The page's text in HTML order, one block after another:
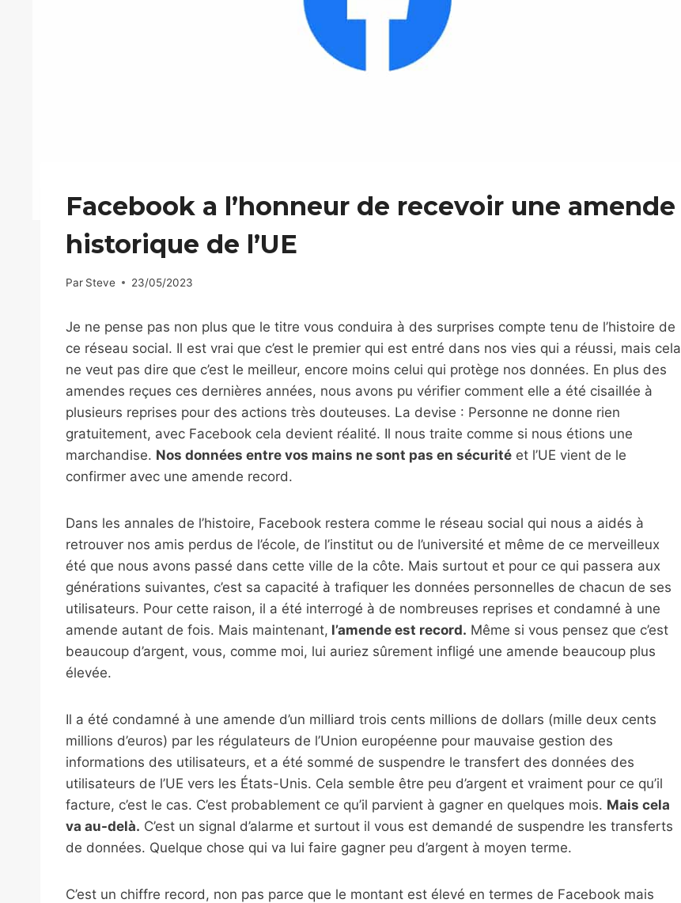
Facebook a l’honneur de recevoir une amende
historique de l’UE
Par Steve 23/05/2023
Je ne pense pas non plus que le titre vous conduira à des surprises compte tenu de l’histoire de
ce réseau social. Il est vrai que c’est le premier qui est entré dans nos vies qui a réussi, mais cela
ne veut pas dire que c’est le meilleur, encore moins celui qui protège nos données. En plus des
amendes reçues ces dernières années, nous avons pu vérifier comment elle a été cisaillée à
plusieurs reprises pour des actions très douteuses. La devise : Personne ne donne rien
gratuitement, avec Facebook cela devient réalité. Il nous traite comme si nous étions une
marchandise. Nos données entre vos mains ne sont pas en sécurité et l’UE vient de le
confirmer avec une amende record.
Dans les annales de l’histoire, Facebook restera comme le réseau social qui nous a aidés à
retrouver nos amis perdus de l’école, de l’institut ou de l’université et même de ce merveilleux
été que nous avons passé dans cette ville de la côte. Mais surtout et pour ce qui passera aux
générations suivantes, c’est sa capacité à trafiquer les données personnelles de chacun de ses
utilisateurs. Pour cette raison, il a été interrogé à de nombreuses reprises et condamné à une
amende autant de fois. Mais maintenant, l’amende est record. Même si vous pensez que c’est
beaucoup d’argent, vous, comme moi, lui auriez sûrement infligé une amende beaucoup plus
élevée.
Il a été condamné à une amende d’un milliard trois cents millions de dollars (mille deux cents
millions d’euros) par les régulateurs de l’Union européenne pour mauvaise gestion des
informations des utilisateurs, et a été sommé de suspendre le transfert des données des
utilisateurs de l’UE vers les États-Unis. Cela semble être peu d’argent et vraiment pour ce qu’il
facture, c’est le cas. C’est probablement ce qu’il parvient à gagner en quelques mois. Mais cela
va au-delà. C’est un signal d’alarme et surtout il vous est demandé de suspendre les transferts
de données. Quelque chose qui va lui faire gagner peu d’argent à moyen terme.
C’est un chiffre record, non pas parce que le montant est élevé en termes de Facebook mais